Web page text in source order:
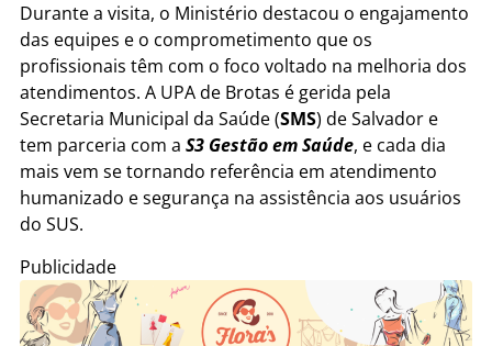
Durante a visita, o Ministério destacou o engajamento
das equipes e o comprometimento que os
profissionais têm com o foco voltado na melhoria dos
atendimentos. A UPA de Brotas é gerida pela
Secretaria Municipal da Saúde (SMS) de Salvador e
tem parceria com a S3 Gestão em Saúde, e cada dia
mais vem se tornando referência em atendimento
humanizado e segurança na assistência aos usuários
do SUS.
Publicidade